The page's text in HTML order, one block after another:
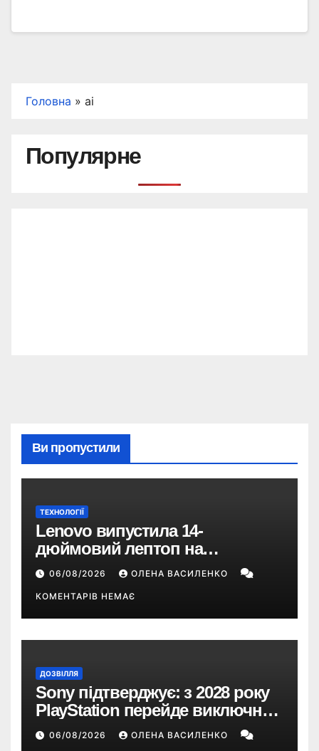
Головна » ai
Популярне
Ви пропустили
ТЕХНОЛОГІЇ
Lenovo випустила 14-
дюймовий лептоп на
Snapdragon X2 з автономністю
понад 33 години
06/08/2026 ОЛЕНА ВАСИЛЕНКО
КОМЕНТАРІВ НЕМАЄ
ДОЗВІЛЛЯ
Sony підтверджує: з 2028 року
PlayStation перейде виключно
на цифрові ігри
06/08/2026 ОЛЕНА ВАСИЛЕНКО